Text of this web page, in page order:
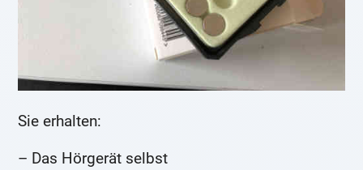
Sie erhalten:
– Das Hörgerät selbst